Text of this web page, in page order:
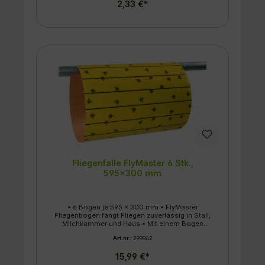
Schlaufe unter vorsichtigem Drehen aus der
2,33 €*
Fliegenfalle FlyMaster 6 Stk.,
595x300 mm
• 6 Bögen je 595 x 300 mm • FlyMaster
Fliegenbogen fängt Fliegen zuverlässig in Stall,
Milchkammer und Haus • Mit einem Bogen
Sie ca. 200 m² ab • 100 % giftfrei Anwendung:
montieren - Schutzfolie abziehen - fertig!
Art.nr.: 299842
15,99 €*